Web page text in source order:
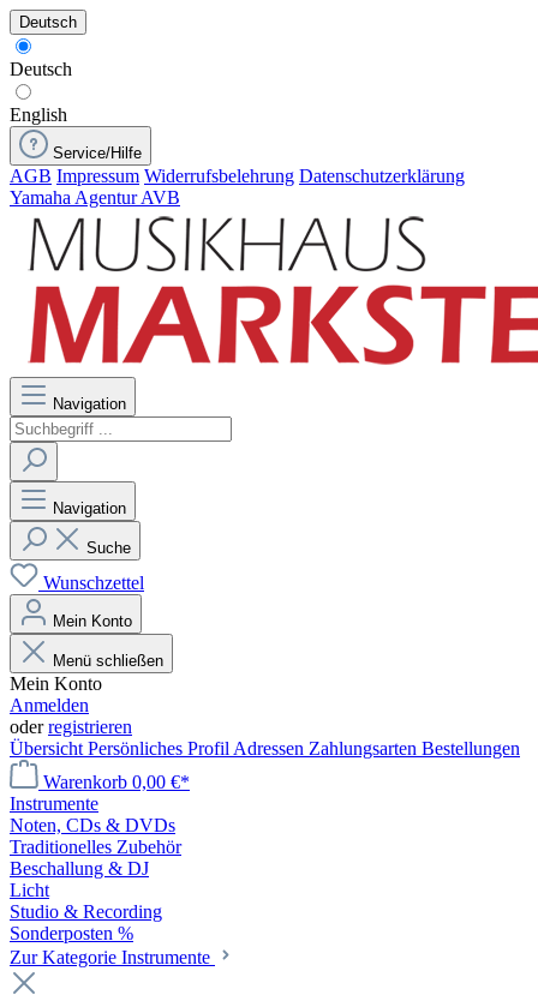
Deutsch
Deutsch
English
Service/Hilfe
AGB Impressum Widerrufsbelehrung Datenschutzerklärung
Yamaha Agentur AVB
Navigation
Navigation
Suche
Wunschzettel
Mein Konto
Menü schließen
Mein Konto
Anmelden
oderregistrieren
Übersicht Persönliches Profil Adressen Zahlungsarten Bestellungen
Warenkorb 0,00 €*
Instrumente
Noten, CDs & DVDs
Traditionelles Zubehör
Beschallung & DJ
Licht
Studio & Recording
Sonderposten %
Zur Kategorie Instrumente